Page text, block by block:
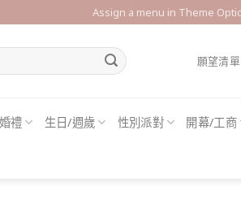
Assign a menu in Theme
願望清單
婚禮 生日/週歲 性別派對 開幕/工商